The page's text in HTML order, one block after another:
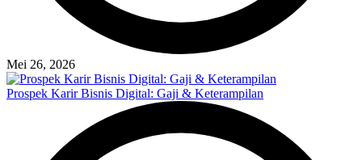
Mei 26, 2026
Prospek Karir Bisnis Digital: Gaji & Keterampilan